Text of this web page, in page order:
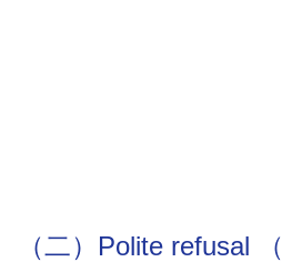
（二）Polite refusal